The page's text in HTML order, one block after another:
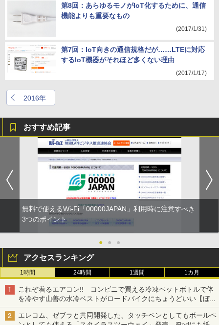
第8回：あらゆるモノがIoT化するために、通信
機能よりも重要なもの
(2017/1/31)
第7回：IoT向きの通信規格だが……LTEに対応
するIoT機器がそれほど多くない理由
(2017/1/17)
2016年
おすすめ記事
無料で使えるWi-Fi「00000JAPAN」利用時に注意すべき
3つのポイント
● ● ●
アクセスランキング
1時間 24時間 1週間 1カ月
これぞ着るエアコン!! コンビニで買える冷凍ペットボトルで体
を冷やす山善の水冷ベストがロードバイクにちょうどいい【ぼっ
ち・ざ・ろーど！その14】【空いた時間でなにしてる？】
エレコム、ゼブラと共同開発した、タッチペンとしてもボールペ